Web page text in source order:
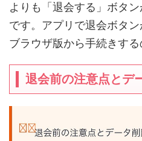
よりも「退会する」ボタ
です。アプリで退会ボタン
ブラウザ版から手続きする
退会前の注意点とデ